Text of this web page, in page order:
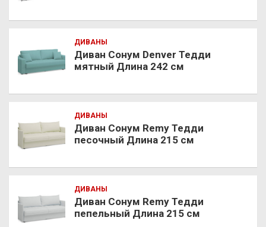
ДИВАНЫ
Диван Сонум Denver Тедди
мятный Длина 242 см
ДИВАНЫ
Диван Сонум Remy Тедди
песочный Длина 215 см
ДИВАНЫ
Диван Сонум Remy Тедди
пепельный Длина 215 см